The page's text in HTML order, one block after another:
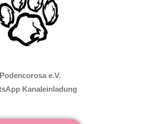
Podencorosa e.V.
Kanaleinladung